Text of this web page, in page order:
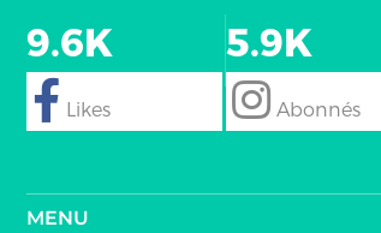
9.6K
follow
5.9K
follow
MENU